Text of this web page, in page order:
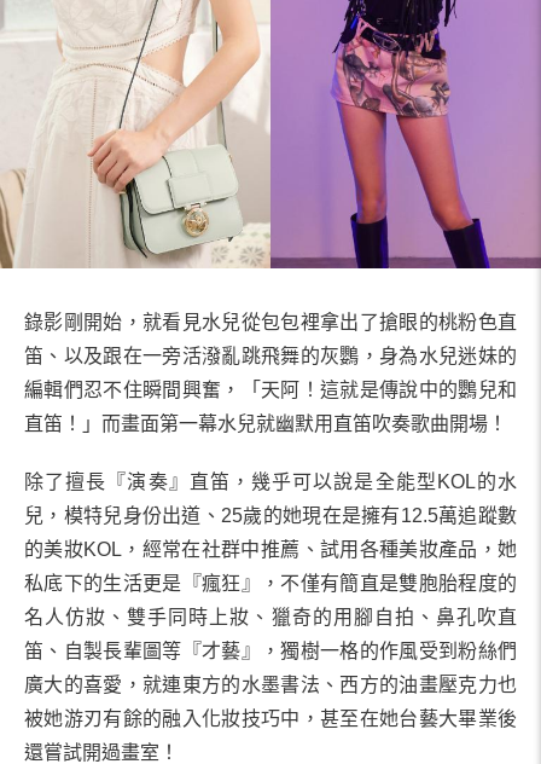
錄影剛開始，就看見水兒從包包裡拿出了搶眼的桃粉色直
笛、以及跟在一旁活潑亂跳飛舞的灰鸚，身為水兒迷妹的
編輯們忍不住瞬間興奮，「天阿！這就是傳說中的鸚兒和
直笛！」而畫面第一幕水兒就幽默用直笛吹奏歌曲開場！
除了擅長『演奏』直笛，幾乎可以說是全能型KOL的水
兒，模特兒身份出道、25歲的她現在是擁有12.5萬追蹤數
的美妝KOL，經常在社群中推薦、試用各種美妝產品，她
私底下的生活更是『瘋狂』，不僅有簡直是雙胞胎程度的
名人仿妝、雙手同時上妝、獵奇的用腳自拍、鼻孔吹直
笛、自製長輩圖等『才藝』，獨樹一格的作風受到粉絲們
廣大的喜愛，就連東方的水墨書法、西方的油畫壓克力也
被她游刃有餘的融入化妝技巧中，甚至在她台藝大畢業後
還嘗試開過畫室！